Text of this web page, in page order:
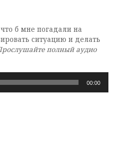
б мне погадали на
ситуацию и делать
полный аудио
00:00